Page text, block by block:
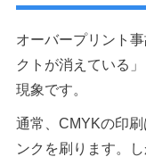
オーバープリント
クトが消えている
現象です。
通常、CMYKの印
ンクを刷ります。